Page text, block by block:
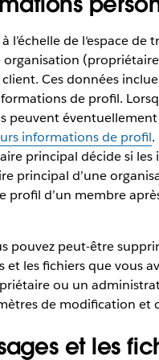
de l‘espace de
organisation
Ces données
de profil.
peuvent
informations de profil.
principal décide si
principal d’une
profil d’un membre
pouvez peut-être
les fichiers que vous
ou un
de modification et
et les